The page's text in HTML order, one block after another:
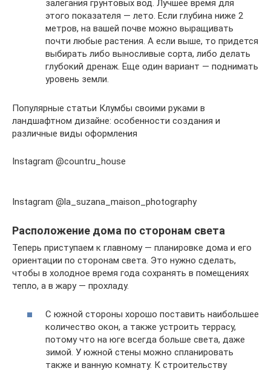
залегания грунтовых вод. Лучшее время для
этого показателя — лето. Если глубина ниже 2
метров, на вашей почве можно выращивать
почти любые растения. А если выше, то придется
выбирать либо выносливые сорта, либо делать
глубокий дренаж. Еще один вариант — поднимать
уровень земли.
Популярные статьи Клумбы своими руками в
ландшафтном дизайне: особенности создания и
различные виды оформления
Instagram @countru_house
Instagram @la_suzana_maison_photography
Расположение дома по сторонам света
Теперь приступаем к главному — планировке дома и его
ориентации по сторонам света. Это нужно сделать,
чтобы в холодное время года сохранять в помещениях
тепло, а в жару — прохладу.
С южной стороны хорошо поставить наибольшее
количество окон, а также устроить террасу,
потому что на юге всегда больше света, даже
зимой. У южной стены можно спланировать
также и ванную комнату. К строительству